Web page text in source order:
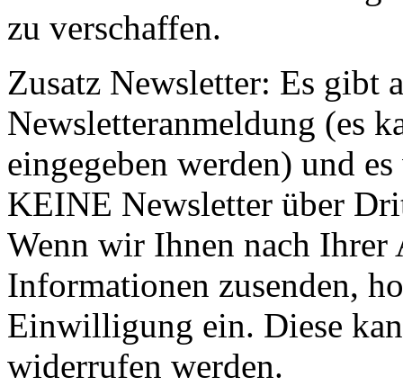
zu verschaffen.
Zusatz Newsletter: Es gibt
Newsletteranmeldung (es
eingegeben werden) und
KEINE Newsletter über
Wenn wir Ihnen nach
Informationen zusenden,
Einwilligung ein. Diese
widerrufen werden.